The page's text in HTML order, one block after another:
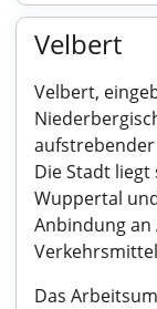
Velbert
Velbert,
Die Stadt
Wuppertal
Anbindung
Das